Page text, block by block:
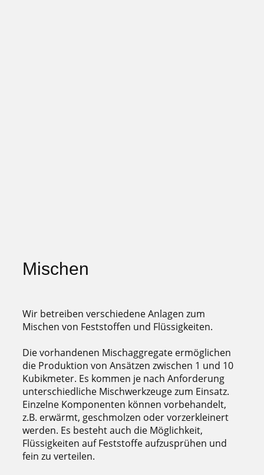
Mischen
Wir betreiben verschiedene Anlagen zum
Mischen von Feststoffen und Flüssigkeiten.
Die vorhandenen Mischaggregate ermöglichen
die Produktion von Ansätzen zwischen 1 und 10
Kubikmeter. Es kommen je nach Anforderung
unterschiedliche Mischwerkzeuge zum Einsatz.
Einzelne Komponenten können vorbehandelt,
z.B. erwärmt, geschmolzen oder vorzerkleinert
werden. Es besteht auch die Möglichkeit,
Flüssigkeiten auf Feststoffe aufzusprühen und
fein zu verteilen.